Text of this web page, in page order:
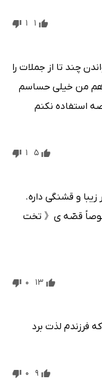
1
1
چند تا از جملات را
هم من خیلی حساسم
استفاده نکنم
5
1
و قشنگی داره.
قصّه ی《 تخت
13
0
فرزندم لذت برد
9
0